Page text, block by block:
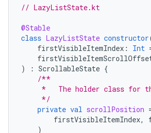
// LazyListState.kt
@Stable
class LazyListState constructor
firstVisibleItemIndex : Int
)
: ScrollableState {
/**
*   The holder class for
     */
private val scrollPosition
firstVisibleItemIndex,
)